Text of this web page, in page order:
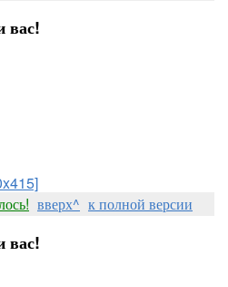
вас!
вверх^ к полной версии
вас!